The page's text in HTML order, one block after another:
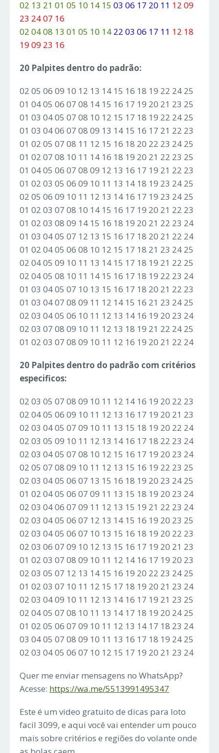
02 13 21 01 05 10 14 15 03 06 17 20 11 12 09
23 24 07 16
02 04 08 13 01 05 10 14 22 03 06 17 11 12 18
19 09 23 16
20 Palpites dentro do padrão:
02 05 06 09 10 12 13 14 15 16 18 19 22 24 25
01 04 05 06 07 08 14 15 16 17 19 20 21 23 25
01 03 04 05 07 08 10 12 15 17 18 19 22 24 25
01 03 04 06 07 08 09 13 14 15 16 17 21 22 23
01 02 05 07 08 11 12 15 16 18 20 22 23 24 25
01 02 07 08 10 11 14 16 18 19 20 21 22 23 25
01 04 05 06 07 08 09 12 13 16 17 19 21 22 23
01 02 03 05 06 09 10 11 13 14 18 19 23 24 25
02 05 06 09 10 11 12 13 14 16 17 19 23 24 25
01 02 03 07 08 10 14 15 16 17 19 20 21 22 23
01 02 03 08 09 14 15 16 18 19 20 21 22 23 24
01 03 04 05 07 12 13 15 16 17 18 20 21 22 24
01 02 04 05 06 08 10 12 15 17 18 21 23 24 25
02 04 05 09 10 11 13 14 15 17 18 19 21 22 25
02 04 05 08 10 11 14 15 16 17 18 19 22 23 24
01 03 04 05 07 10 13 15 16 17 18 20 21 22 23
01 03 04 07 08 09 11 12 14 15 16 21 23 24 25
02 03 04 05 06 10 11 12 13 14 16 19 20 23 24
02 03 07 08 09 10 11 12 13 18 19 21 22 24 25
01 02 03 07 08 09 10 11 12 16 19 20 21 22 24
20 Palpites dentro do padrão com critérios
especificos:
02 03 05 07 08 09 10 11 12 14 16 19 20 22 23
02 04 05 06 09 10 11 12 13 16 17 19 20 21 23
02 03 04 05 07 09 10 11 13 15 18 19 20 22 24
02 03 05 09 10 11 12 13 14 16 17 18 22 23 24
02 03 04 05 07 08 10 12 15 16 17 19 20 23 24
02 05 07 08 09 10 11 12 13 15 16 19 22 23 25
02 03 04 05 06 07 13 15 16 18 19 20 23 24 25
01 02 04 05 06 07 09 11 13 15 18 19 20 23 24
02 03 04 06 07 09 11 12 13 15 19 21 22 23 24
02 03 04 05 06 07 12 13 14 15 16 19 20 23 25
02 03 04 05 06 07 10 13 15 16 18 19 20 22 23
02 03 06 07 09 10 12 13 15 16 17 19 20 21 23
01 02 03 07 08 09 10 11 12 14 16 17 19 20 23
02 03 05 07 12 13 14 15 16 19 20 22 23 24 25
01 02 03 07 10 11 12 15 17 18 19 20 21 23 24
02 03 04 09 10 11 12 13 14 16 17 19 21 23 25
02 04 05 07 08 10 11 13 14 17 18 19 20 24 25
01 02 05 06 07 09 10 11 12 13 14 17 18 23 24
03 04 05 07 08 09 10 11 13 16 17 18 19 24 25
02 03 04 05 06 07 10 12 15 17 19 20 21 23 24
Quer me enviar mensagens no WhatsApp?
Acesse: https://wa.me/5513991495347
Este é um video gratuito de dicas para loto
facil 3099, e aqui você vai entender um pouco
mais sobre critérios e regiões do volante onde